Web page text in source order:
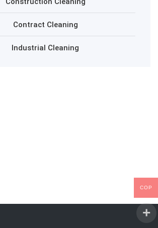
Contract Cleaning
Industrial Cleaning
COP